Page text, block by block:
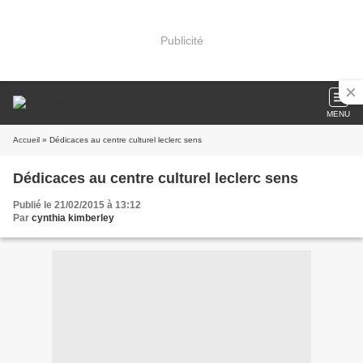
Publicité
MENU
Accueil » Dédicaces au centre culturel leclerc sens
Dédicaces au centre culturel leclerc sens
Publié le 21/02/2015 à 13:12
Par cynthia kimberley